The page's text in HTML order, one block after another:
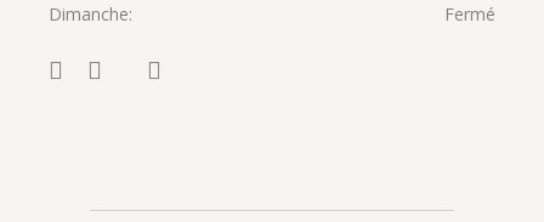
Dimanche
Fermé